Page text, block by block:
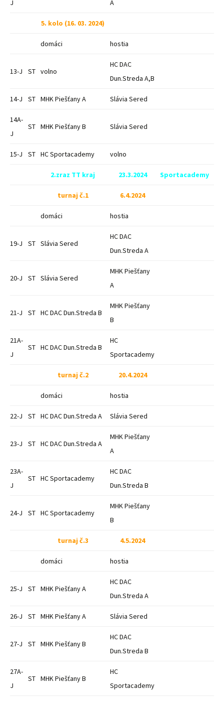
J
A
5. kolo (16. 03. 2024)
domáci hostia
13-J ST volno
HC DAC
Dun.Streda A,B
14-J ST MHK Piešťany A Slávia Sered
14A-
J
ST MHK Piešťany B Slávia Sered
15-J ST HC Sportacademy volno
2.zraz TT kraj 23.3.2024 Sportacademy
turnaj č.1 6.4.2024
domáci hostia
19-J ST Slávia Sered
HC DAC
Dun.Streda A
20-J ST Slávia Sered
MHK Piešťany
A
21-J ST HC DAC Dun.Streda B
MHK Piešťany
B
21A-
J
ST HC DAC Dun.Streda B
HC
Sportacademy
turnaj č.2 20.4.2024
domáci hostia
22-J ST HC DAC Dun.Streda A Slávia Sered
23-J ST HC DAC Dun.Streda A
MHK Piešťany
A
23A-
J
ST HC Sportacademy
HC DAC
Dun.Streda B
24-J ST HC Sportacademy
MHK Piešťany
B
turnaj č.3 4.5.2024
domáci hostia
25-J ST MHK Piešťany A
HC DAC
Dun.Streda A
26-J ST MHK Piešťany A Slávia Sered
27-J ST MHK Piešťany B
HC DAC
Dun.Streda B
27A-
J
ST MHK Piešťany B
HC
Sportacademy